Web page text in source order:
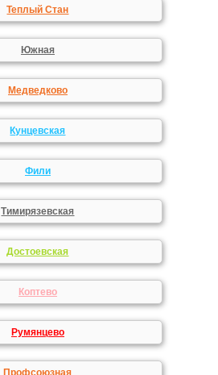
Теплый Стан
Южная
Медведково
Кунцевская
Фили
Тимирязевская
Достоевская
Коптево
Румянцево
Профсоюзная